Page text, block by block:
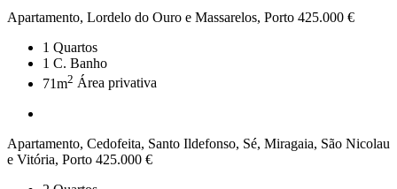
Apartamento, Lordelo do Ouro e Massarelos, Porto 425.000 €
1 Quartos
1 C. Banho
71m2 Área privativa
Apartamento, Cedofeita, Santo Ildefonso, Sé, Miragaia, São Nicolau
e Vitória, Porto 425.000 €